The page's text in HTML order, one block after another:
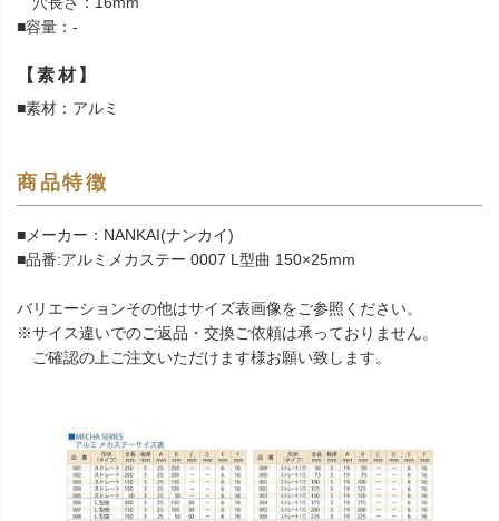
■容量：-
【素材】
■素材：アルミ
商品特徴
■メーカー：NANKAI(ナンカイ)
■品番:アルミメカステー 0007 L型曲 150×25mm
バリエーションその他はサイズ表画像をご参照ください。
※サイス違いでのご返品・交換ご依頼は承っておりません。
ご確認の上ご注文いただけます様お願い致します。